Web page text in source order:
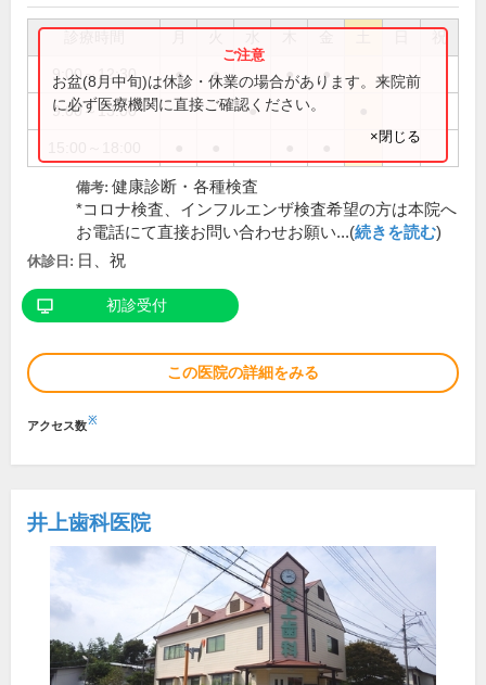
祝
9:00～12:30 ● ● ● ●
9:00～13:00 ●
お盆(8月中旬)は休診・休業の場合があります。来院前
に必ず医療機関に直接ご確認ください。
×閉じる
備考: 健康診断・各種検査
*コロナ検査、インフルエンザ検査希望の方は本院へ
お電話にて直接お問い合わせお願い...(続きを読む)
休診日: 日、祝
初診受付
この医院の詳細をみる
アクセス数※
井上歯科医院